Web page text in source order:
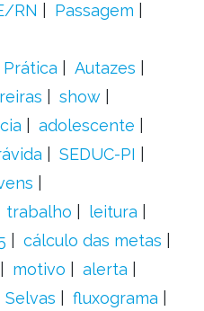
RN
Passagem
Prática
Autazes
show
adolescente
SEDUC-PI
trabalho
leitura
cálculo das metas
motivo
alerta
Selvas
fluxograma